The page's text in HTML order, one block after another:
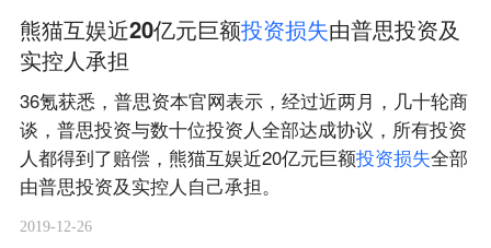
熊猫互娱近20亿元巨额投资损失由普思投资及
实控人承担
36氪获悉，普思资本官网表示，经过近两月，几十轮商
谈，普思投资与数十位投资人全部达成协议，所有投资
人都得到了赔偿，熊猫互娱近20亿元巨额投资损失全部
由普思投资及实控人自己承担。
2019-12-26